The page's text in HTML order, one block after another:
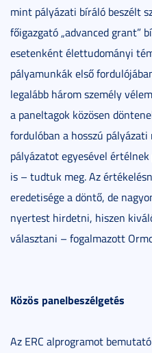
mint pályázati bíráló beszélt
főigazgató „advanced grant”
esetenként élettudományi
pályamunkák első
legalább három személy
a paneltagok közösen
fordulóban a hosszú
pályázatot egyesével
is – tudtuk meg. Az
eredetisége a döntő, de
nyertest hirdetni, hiszen
választani – fogalmazott
Közös panelbeszélgetés
Az ERC alprogramot